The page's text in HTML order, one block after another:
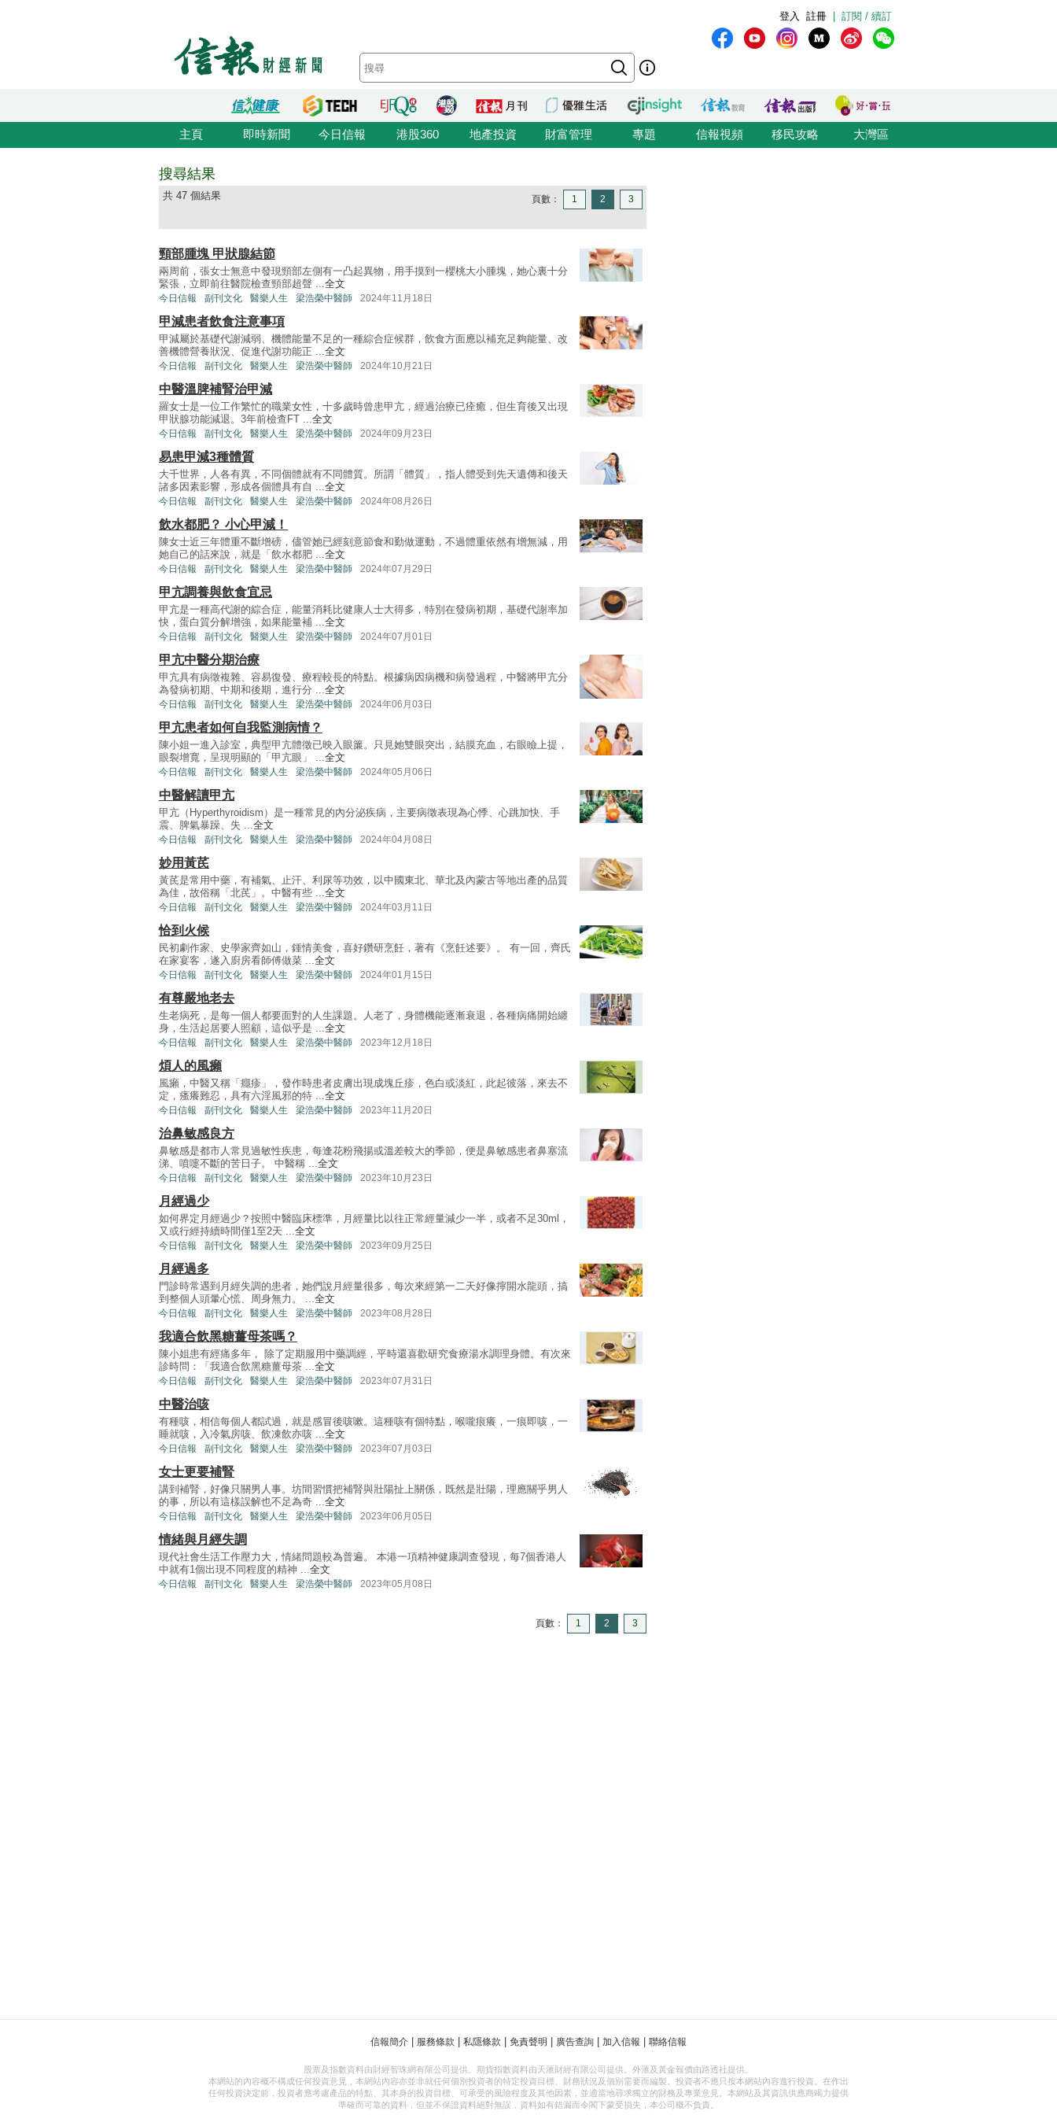
訂閱 / 續訂
註冊
登入
主頁 即時新聞 今日信報 港股360 地產投資 財富管理 專題 信報視頻 移民攻略 大灣區
搜尋結果
共 47 個結果 頁數： 1 2 3
頸部腫塊 甲狀腺結節
兩周前，張女士無意中發現頸部左側有一凸起異物，用手摸到一櫻桃大小腫塊，她心裏十分
緊張，立即前往醫院檢查頸部超聲 ...全文
今日信報 副刊文化 醫樂人生 梁浩榮中醫師 2024年11月18日
甲減患者飲食注意事項
甲減屬於基礎代謝減弱、機體能量不足的一種綜合症候群，飲食方面應以補充足夠能量、改
善機體營養狀況、促進代謝功能正 ...全文
今日信報 副刊文化 醫樂人生 梁浩榮中醫師 2024年10月21日
中醫溫脾補腎治甲減
羅女士是一位工作繁忙的職業女性，十多歲時曾患甲亢，經過治療已痊癒，但生育後又出現
甲狀腺功能減退。3年前檢查FT ...全文
今日信報 副刊文化 醫樂人生 梁浩榮中醫師 2024年09月23日
易患甲減3種體質
大千世界，人各有異，不同個體就有不同體質。所謂「體質」，指人體受到先天遺傳和後天
諸多因素影響，形成各個體具有自 ...全文
今日信報 副刊文化 醫樂人生 梁浩榮中醫師 2024年08月26日
飲水都肥？ 小心甲減！
陳女士近三年體重不斷增磅，儘管她已經刻意節食和勤做運動，不過體重依然有增無減，用
她自己的話來說，就是「飲水都肥 ...全文
今日信報 副刊文化 醫樂人生 梁浩榮中醫師 2024年07月29日
甲亢調養與飲食宜忌
甲亢是一種高代謝的綜合症，能量消耗比健康人士大得多，特別在發病初期，基礎代謝率加
快，蛋白質分解增強，如果能量補 ...全文
今日信報 副刊文化 醫樂人生 梁浩榮中醫師 2024年07月01日
甲亢中醫分期治療
甲亢具有病徵複雜、容易復發、療程較長的特點。根據病因病機和病發過程，中醫將甲亢分
為發病初期、中期和後期，進行分 ...全文
今日信報 副刊文化 醫樂人生 梁浩榮中醫師 2024年06月03日
甲亢患者如何自我監測病情？
陳小姐一進入診室，典型甲亢體徵已映入眼簾。只見她雙眼突出，結膜充血，右眼瞼上提，
眼裂增寬，呈現明顯的「甲亢眼」 ...全文
今日信報 副刊文化 醫樂人生 梁浩榮中醫師 2024年05月06日
中醫解讀甲亢
甲亢（Hyperthyroidism）是一種常見的內分泌疾病，主要病徵表現為心悸、心跳加快、手
震、脾氣暴躁、失 ...全文
今日信報 副刊文化 醫樂人生 梁浩榮中醫師 2024年04月08日
妙用黃芪
黃芪是常用中藥，有補氣、止汗、利尿等功效，以中國東北、華北及內蒙古等地出產的品質
為佳，故俗稱「北芪」。中醫有些 ...全文
今日信報 副刊文化 醫樂人生 梁浩榮中醫師 2024年03月11日
恰到火候
民初劇作家、史學家齊如山，鍾情美食，喜好鑽研烹飪，著有《烹飪述要》。 有一回，齊氏
在家宴客，遂入廚房看師傅做菜 ...全文
今日信報 副刊文化 醫樂人生 梁浩榮中醫師 2024年01月15日
有尊嚴地老去
生老病死，是每一個人都要面對的人生課題。人老了，身體機能逐漸衰退，各種病痛開始纏
身，生活起居要人照顧，這似乎是 ...全文
今日信報 副刊文化 醫樂人生 梁浩榮中醫師 2023年12月18日
煩人的風癩
風癩，中醫又稱「癮疹」，發作時患者皮膚出現成塊丘疹，色白或淡紅，此起彼落，來去不
定，瘙癢難忍，具有六淫風邪的特 ...全文
今日信報 副刊文化 醫樂人生 梁浩榮中醫師 2023年11月20日
治鼻敏感良方
鼻敏感是都市人常見過敏性疾患，每逢花粉飛揚或溫差較大的季節，便是鼻敏感患者鼻塞流
涕、噴嚏不斷的苦日子。 中醫稱 ...全文
今日信報 副刊文化 醫樂人生 梁浩榮中醫師 2023年10月23日
月經過少
如何界定月經過少？按照中醫臨床標準，月經量比以往正常經量減少一半，或者不足30ml，
又或行經持續時間僅1至2天 ...全文
今日信報 副刊文化 醫樂人生 梁浩榮中醫師 2023年09月25日
月經過多
門診時常遇到月經失調的患者，她們說月經量很多，每次來經第一二天好像擰開水龍頭，搞
到整個人頭暈心慌、周身無力。 ...全文
今日信報 副刊文化 醫樂人生 梁浩榮中醫師 2023年08月28日
我適合飲黑糖薑母茶嗎？
陳小姐患有經痛多年， 除了定期服用中藥調經，平時還喜歡研究食療湯水調理身體。有次來
診時問：「我適合飲黑糖薑母茶 ...全文
今日信報 副刊文化 醫樂人生 梁浩榮中醫師 2023年07月31日
中醫治咳
有種咳，相信每個人都試過，就是感冒後咳嗽。這種咳有個特點，喉嚨痕癢，一痕即咳，一
睡就咳，入冷氣房咳、飲凍飲亦咳 ...全文
今日信報 副刊文化 醫樂人生 梁浩榮中醫師 2023年07月03日
女士更要補腎
講到補腎，好像只關男人事。坊間習慣把補腎與壯陽扯上關係，既然是壯陽，理應關乎男人
的事，所以有這樣誤解也不足為奇 ...全文
今日信報 副刊文化 醫樂人生 梁浩榮中醫師 2023年06月05日
情緒與月經失調
現代社會生活工作壓力大，情緒問題較為普遍。 本港一項精神健康調查發現，每7個香港人
中就有1個出現不同程度的精神 ...全文
今日信報 副刊文化 醫樂人生 梁浩榮中醫師 2023年05月08日
頁數： 1 2 3
信報簡介 服務條款 私隱條款 免責聲明 廣告查詢 加入信報 聯絡信報
股票及指數資料由財經智珠網有限公司提供。期貨指數資料由天滙財經有限公司提供。外滙及黃金報價由路透社提供。
本網站的內容概不構成任何投資意見，本網站內容亦並非就任何個別投資者的特定投資目標、財務狀況及個別需要而編製。投資者不應只按本網站內容進行投資。在作出
任何投資決定前，投資者應考慮產品的特點、其本身的投資目標、可承受的風險程度及其他因素，並適當地尋求獨立的財務及專業意見。本網站及其資訊供應商竭力提供
準確而可靠的資料，但並不保證資料絕對無誤，資料如有錯漏而令閣下蒙受損失，本公司概不負責。